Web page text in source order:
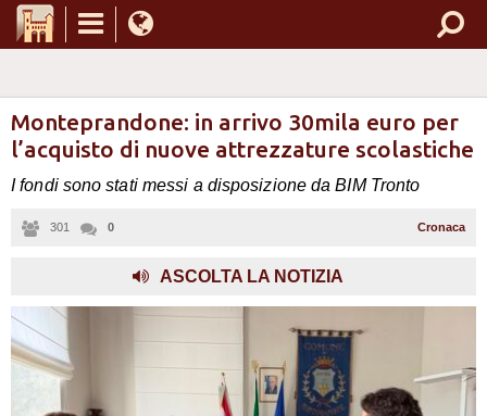
Monteprandone: in arrivo 30mila euro per
l’acquisto di nuove attrezzature scolastiche
I fondi sono stati messi a disposizione da BIM Tronto
301 0 Cronaca
ASCOLTA LA NOTIZIA